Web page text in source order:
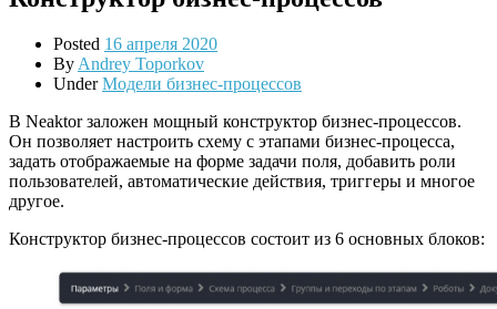
Posted 16 апреля 2020
ByAndrey Toporkov
UnderМодели бизнес-процессов
В Neaktor заложен мощный конструктор бизнес-процессов.
Он позволяет настроить схему с этапами бизнес-процесса,
задать отображаемые на форме задачи поля, добавить роли
пользователей, автоматические действия, триггеры и многое
другое.
Конструктор бизнес-процессов состоит из 6 основных блоков: